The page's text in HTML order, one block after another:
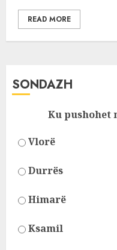
READ MORE
SONDAZH
Ku pushohet
Vlorë
Durrës
Himarë
Ksamil